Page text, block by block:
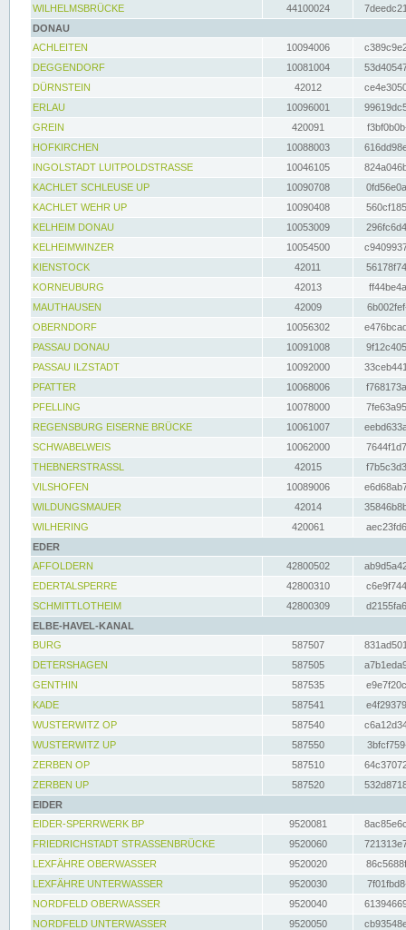
WILHELMSBRÜCKE
44100024
DONAU
ACHLEITEN
10094006
DEGGENDORF
10081004
DÜRNSTEIN
42012
ERLAU
10096001
GREIN
420091
HOFKIRCHEN
10088003
INGOLSTADT LUITPOLDSTRASSE
10046105
KACHLET SCHLEUSE UP
10090708
KACHLET WEHR UP
10090408
KELHEIM DONAU
10053009
KELHEIMWINZER
10054500
KIENSTOCK
42011
KORNEUBURG
42013
MAUTHAUSEN
42009
OBERNDORF
10056302
PASSAU DONAU
10091008
PASSAU ILZSTADT
10092000
PFATTER
10068006
PFELLING
10078000
REGENSBURG EISERNE BRÜCKE
10061007
SCHWABELWEIS
10062000
THEBNERSTRASSL
42015
VILSHOFEN
10089006
WILDUNGSMAUER
42014
WILHERING
420061
EDER
AFFOLDERN
42800502
EDERTALSPERRE
42800310
SCHMITTLOTHEIM
42800309
ELBE-HAVEL-KANAL
BURG
587507
DETERSHAGEN
587505
GENTHIN
587535
KADE
587541
WUSTERWITZ OP
587540
WUSTERWITZ UP
587550
ZERBEN OP
587510
ZERBEN UP
587520
EIDER
EIDER-SPERRWERK BP
9520081
FRIEDRICHSTADT STRASSENBRÜCKE
9520060
LEXFÄHRE OBERWASSER
9520020
LEXFÄHRE UNTERWASSER
9520030
NORDFELD OBERWASSER
9520040
NORDFELD UNTERWASSER
9520050